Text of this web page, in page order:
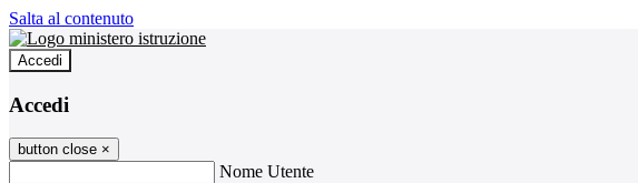
Salta al contenuto
Accedi
Accedi
button close ×
Nome Utente